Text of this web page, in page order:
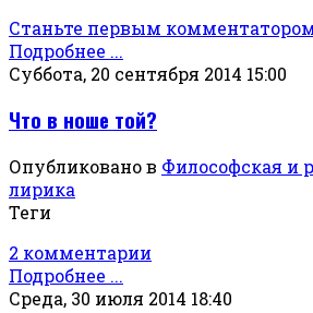
Станьте первым
Подробнее ...
Суббота, 20 сентября 2014 15:00
Что в ноше той?
Опубликовано в Философская и
лирика
Теги
2 комментарии
Подробнее ...
Среда, 30 июля 2014 18:40